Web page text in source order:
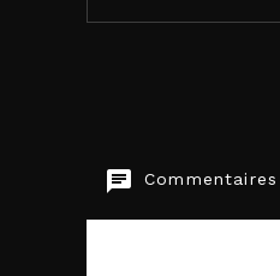
EAN-13